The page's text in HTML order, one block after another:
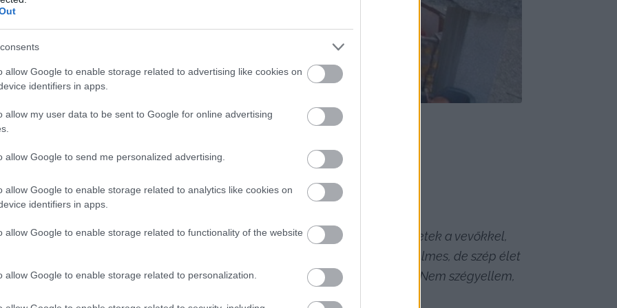
allow Google to enable storage related to advertising like cookies on
identifiers in apps.
allow my user data to be sent to Google for online advertising
allow Google to send me personalized advertising.
allow Google to enable storage related to analytics like cookies on
identifiers in apps.
allow Google to enable storage related to functionality of the website
allow Google to enable storage related to personalization.
utcai kispiacon / Fotó: Hraskó István
meghalok rövid időn belül, mert nekem ez az életem. Eljövök, beszélgetek a vevőkkel,
nem is a pénzről szól. Emberek között vagyok. Leéltem az életem, küzdelmes, de szép élet
el senkitől semmit. Sokszor kértem kölcsön, amikor elfogyott a pénzem. Nem szégyellem,